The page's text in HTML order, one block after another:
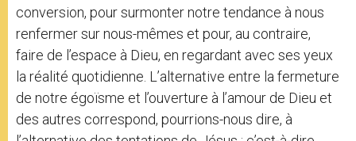
conversion, pour surmonter notre tendance à nous
renfermer sur nous-mêmes et pour, au contraire,
faire de l’espace à Dieu, en regardant avec ses yeux
la réalité quotidienne. L’alternative entre la fermeture
de notre égoïsme et l’ouverture à l’amour de Dieu et
des autres correspond, pourrions-nous dire, à